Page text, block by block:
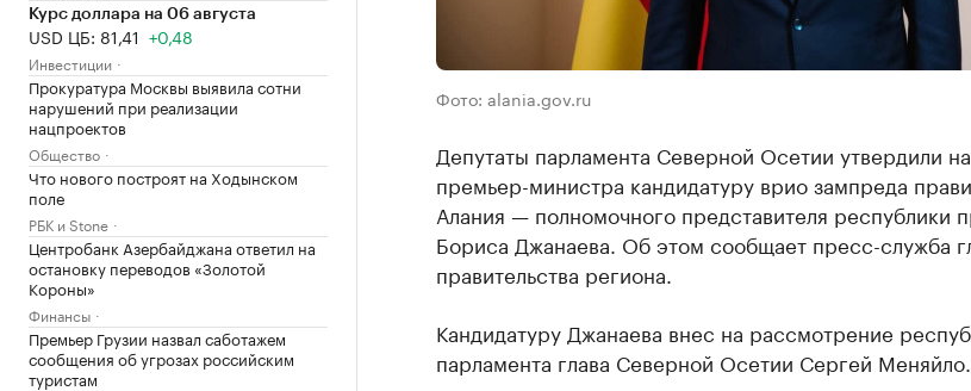
Курс доллара на 06 августа
USD ЦБ: 81,41 +0,48
Инвестиции
Прокуратура Москвы выявила сотни
нарушений при реализации
нацпроектов
Общество
Что нового построят на Ходынском
поле
РБК и Stone
Центробанк Азербайджана ответил на
остановку переводов «Золотой
Короны»
Финансы
Премьер Грузии назвал саботажем
сообщения об угрозах российским
туристам
Фото: alania.gov.ru
Депутаты парламента Северной Осетии утвердили
премьер-министра кандидатуру врио зампреда
Алания — полномочного представителя республики
Бориса Джанаева. Об этом сообщает пресс-служба
правительства региона.
Кандидатуру Джанаева внес на рассмотрение
парламента глава Северной Осетии Сергей Меняйло.